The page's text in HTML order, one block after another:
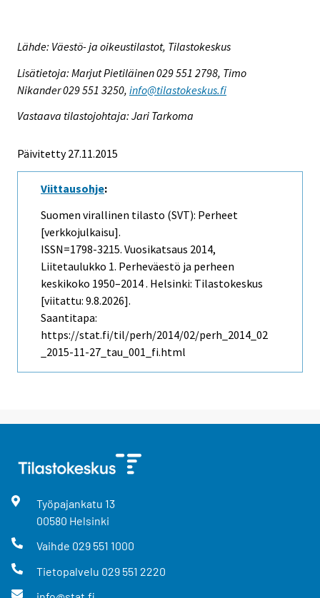
Lähde: Väestö- ja oikeustilastot, Tilastokeskus
Lisätietoja: Marjut Pietiläinen 029 551 2798, Timo
Nikander 029 551 3250, info@tilastokeskus.fi
Vastaava tilastojohtaja: Jari Tarkoma
Päivitetty 27.11.2015
Viittausohje:
Suomen virallinen tilasto (SVT): Perheet
[verkkojulkaisu].
ISSN=1798-3215. Vuosikatsaus 2014,
Liitetaulukko 1. Perheväestö ja perheen
keskikoko 1950–2014 . Helsinki: Tilastokeskus
[viitattu: 9.8.2026].
Saantitapa:
https://stat.fi/til/perh/2014/02/perh_2014_02
_2015-11-27_tau_001_fi.html
Työpajankatu 13
00580 Helsinki
Vaihde 029 551 1000
Tietopalvelu 029 551 2220